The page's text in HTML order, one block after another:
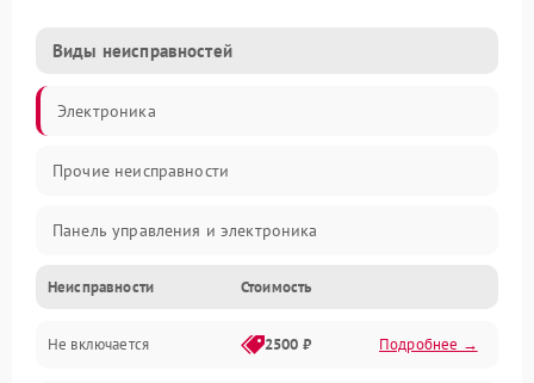
Виды неисправностей
Электроника
Прочие неисправности
Панель управления и электроника
Дверца и корпус
Механика и внутренние элементы
Неисправности Стоимость
Не включается 2500 ₽ Подробнее →